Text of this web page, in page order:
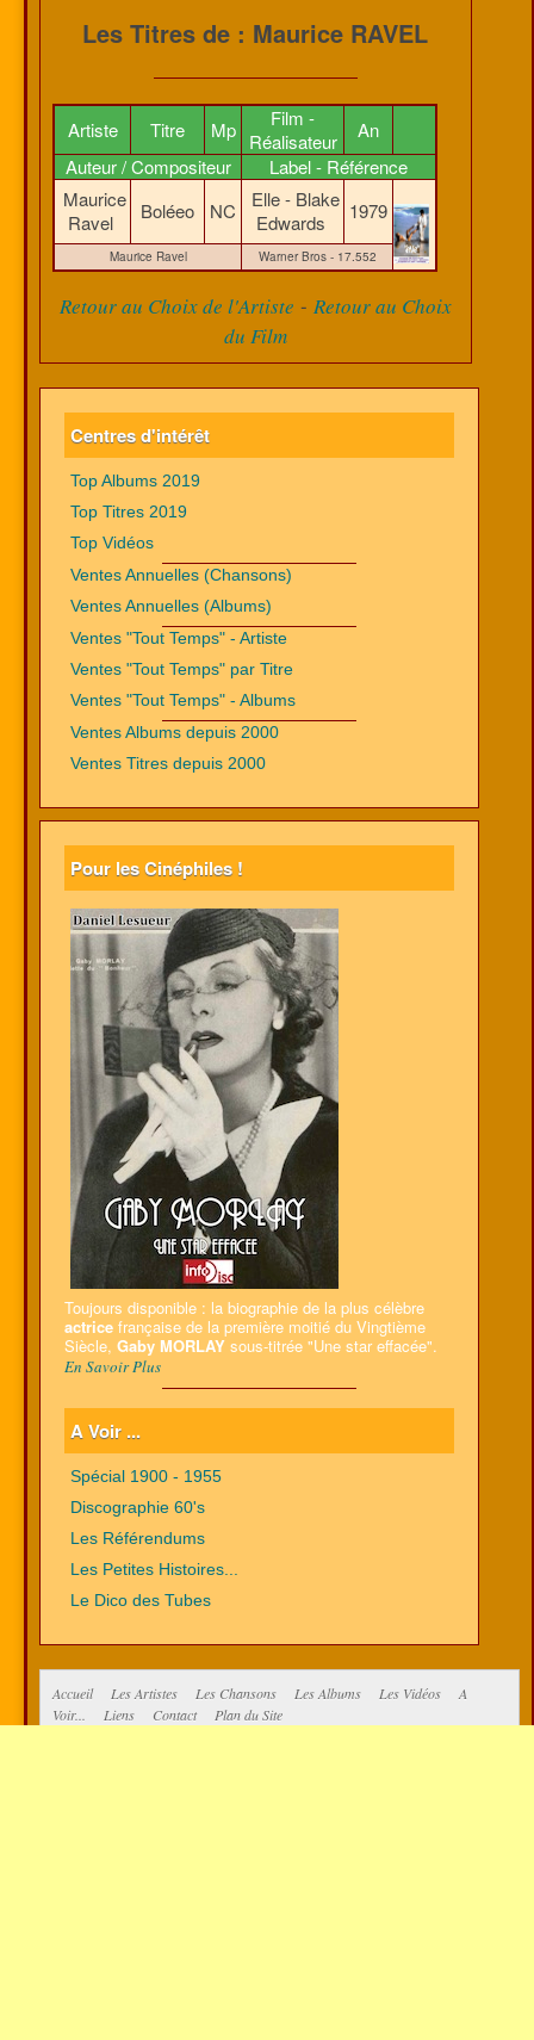
Les Titres de : Maurice RAVEL
Artiste Titre Mp
Film -
Réalisateur
An
Auteur / Compositeur
Label - Référence
Maurice
Ravel
Boléeo NC
Elle - Blake
Edwards
1979
Maurice Ravel Warner Bros - 17.552
Retour au Choix de l'Artiste - Retour au Choix
du Film
Centres d'intérêt
Top Albums 2019
Top Titres 2019
Top Vidéos
Ventes Annuelles (Chansons)
Ventes Annuelles (Albums)
Ventes "Tout Temps" - Artiste
Ventes "Tout Temps" par Titre
Ventes "Tout Temps" - Albums
Ventes Albums depuis 2000
Ventes Titres depuis 2000
Pour les Cinéphiles !
Toujours disponible : la biographie de la plus célèbre
actrice française de la première moitié du Vingtième
Siècle, Gaby MORLAY sous-titrée "Une star effacée".
En Savoir Plus
A Voir ...
Spécial 1900 - 1955
Discographie 60's
Les Référendums
Les Petites Histoires...
Le Dico des Tubes
Accueil Les Artistes Les Chansons Les Albums Les Vidéos
A
Voir...
Liens Contact Plan du Site